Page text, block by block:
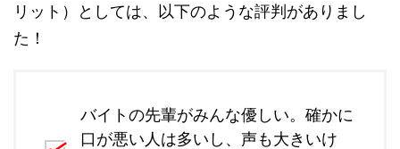
リット）としては、以下のような評判がありまし
た！
バイトの先輩がみんな優しい。確かに
口が悪い人は多いし、声も大きいけ